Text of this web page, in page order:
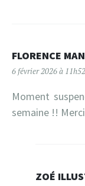
FLORENCE
6 février 2026 à 11h52
Moment
semaine !!
ZOÉ